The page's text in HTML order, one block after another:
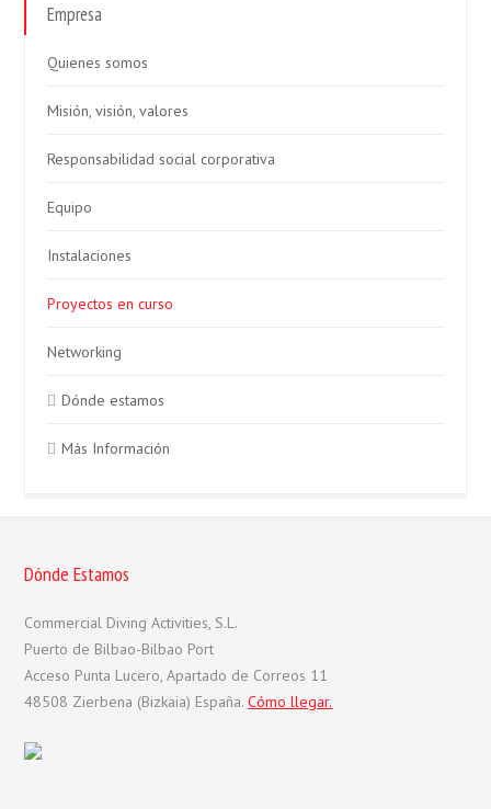
Empresa
Quienes somos
Misión, visión, valores
Responsabilidad social corporativa
Equipo
Instalaciones
Proyectos en curso
Networking
Dónde estamos
Más Información
Dónde Estamos
Commercial Diving Activities, S.L.
Puerto de Bilbao-Bilbao Port
Acceso Punta Lucero, Apartado de Correos 11
48508 Zierbena (Bizkaia) España.Cómo llegar.